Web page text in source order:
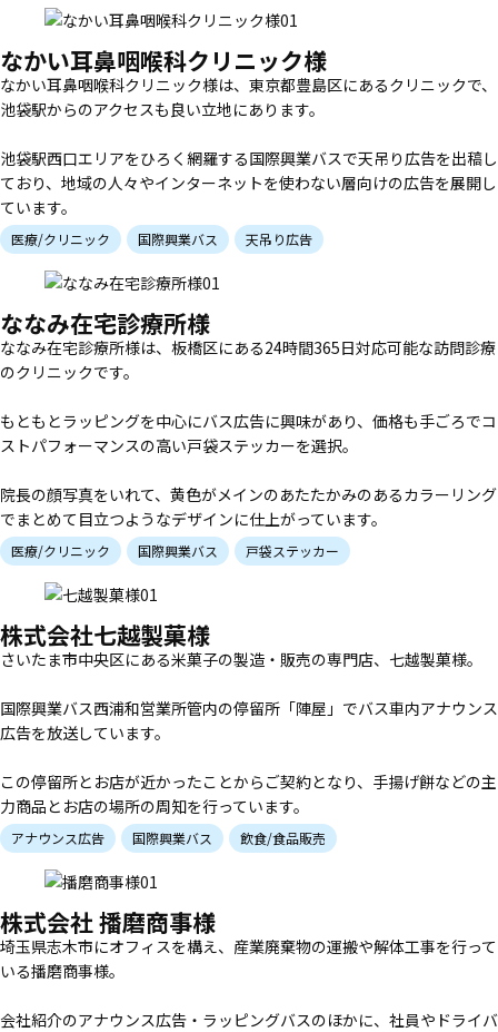
国際興業バス
質/古物取引
なかい耳鼻咽喉科クリニック様
なかい耳鼻咽喉科クリニック様は、東京都豊島区にあるクリニックで、
池袋駅からのアクセスも良い立地にあります。
池袋駅西口エリアをひろく網羅する国際興業バスで天吊り広告を出稿し
ており、地域の人々やインターネットを使わない層向けの広告を展開し
ています。
医療/クリニック 国際興業バス 天吊り広告
ななみ在宅診療所様
ななみ在宅診療所様は、板橋区にある24時間365日対応可能な訪問診療
のクリニックです。
もともとラッピングを中心にバス広告に興味があり、価格も手ごろでコ
ストパフォーマンスの高い戸袋ステッカーを選択。
院長の顔写真をいれて、黄色がメインのあたたかみのあるカラーリング
でまとめて目立つようなデザインに仕上がっています。
医療/クリニック 国際興業バス 戸袋ステッカー
株式会社七越製菓様
さいたま市中央区にある米菓子の製造・販売の専門店、七越製菓様。
国際興業バス西浦和営業所管内の停留所「陣屋」でバス車内アナウンス
広告を放送しています。
この停留所とお店が近かったことからご契約となり、手揚げ餅などの主
力商品とお店の場所の周知を行っています。
アナウンス広告 国際興業バス 飲食/食品販売
株式会社 播磨商事様
埼玉県志木市にオフィスを構え、産業廃棄物の運搬や解体工事を行って
いる播磨商事様。
会社紹介のアナウンス広告・ラッピングバスのほかに、社員やドライバ